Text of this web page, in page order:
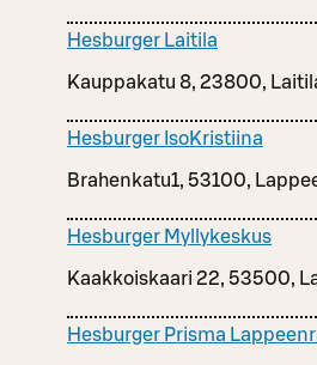
Hesburger Laitila
Kauppakatu 8, 23800,
Hesburger IsoKristiina
Brahenkatu1, 53100,
Hesburger Myllykeskus
Kaakkoiskaari 22, 53500,
Hesburger Prisma